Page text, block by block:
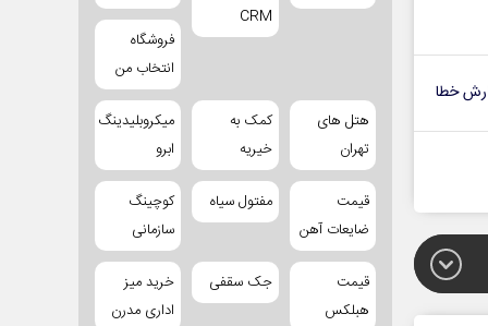
خطا
CRM
فروشگاه
انتخاب من
هتل های
تهران
کمک به
خیریه
میکروبلیدینگ
ابرو
قیمت
ضایعات آهن
مفتول سیاه
کوچینگ
سازمانی
قیمت
هبلکس
جک سقفی
خرید میز
اداری مدرن